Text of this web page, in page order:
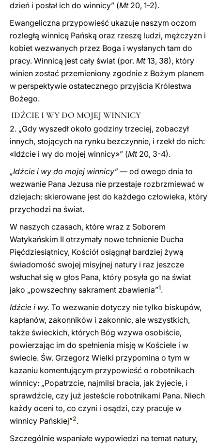
dzień i posłał ich do winnicy” (Mt20, 1-2).
Ewangeliczna przypowieść ukazuje naszym oczom
rozległą winnicę Pańską oraz rzeszę ludzi, mężczyzn i
kobiet wezwanych przez Boga i wysłanych tam do
pracy. Winnicą jest cały świat (por. Mt13, 38), który
winien zostać przemieniony zgodnie z Bożym planem
w perspektywie ostatecznego przyjścia Królestwa
Bożego.
IDŹCIE I WY DO MOJEJ WINNICY
2. „Gdy wyszedł około godziny trzeciej, zobaczył
innych, stojących na rynku bezczynnie, i rzekł do nich:
«Idźcie i wy do mojej winnicy»” (Mt20, 3-4).
„Idźcie i wy do mojej winnicy”— od owego dnia to
wezwanie Pana Jezusa nie przestaje rozbrzmiewać w
dziejach: skierowane jest do każdego człowieka, który
przychodzi na świat.
W naszych czasach, które wraz z Soborem
Watykańskim II otrzymały nowe tchnienie Ducha
Pięćdziesiątnicy, Kościół osiągnął bardziej żywą
świadomość swojej misyjnej natury i raz jeszcze
wsłuchał się w głos Pana, który posyła go na świat
jako „powszechny sakrament zbawienia”1.
Idźcie i wy. To wezwanie dotyczy nie tylko biskupów,
kapłanów, zakonników i zakonnic, ale wszystkich,
także świeckich, których Bóg wzywa osobiście,
powierzając im do spełnienia misję w Kościele i w
świecie. Św. Grzegorz Wielki przypomina o tym w
kazaniu komentującym przypowieść o robotnikach
winnicy: „Popatrzcie, najmilsi bracia, jak żyjecie, i
sprawdźcie, czy już jesteście robotnikami Pana. Niech
każdy oceni to, co czyni i osądzi, czy pracuje w
winnicy Pańskiej”2.
Szczególnie wspaniałe wypowiedzi na temat natury,